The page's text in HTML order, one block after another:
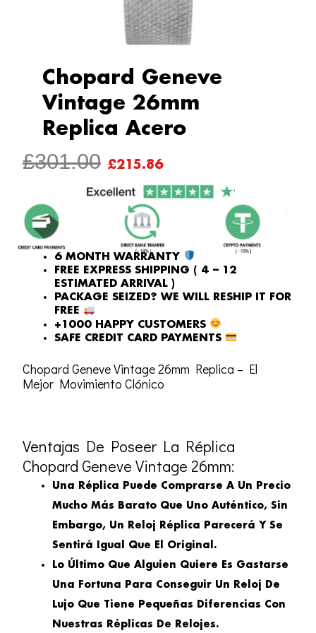
Chopard Geneve
Vintage 26mm
Replica Acero
£301.00 ORIGINAL
PRICE
WAS:
£301.00.
£215.86CURRENT
PRICE
IS:
£215.86.
6 MONTH WARRANTY
FREE EXPRESS SHIPPING ( 4 – 12
ESTIMATED ARRIVAL )
PACKAGE SEIZED? WE WILL RESHIP IT FOR
FREE
+1000 HAPPY CUSTOMERS
SAFE CREDIT CARD PAYMENTS
Chopard Geneve Vintage 26mm Replica – El
Mejor Movimiento Clónico
Ventajas De Poseer La Réplica
Chopard Geneve Vintage 26mm:
Una Réplica Puede Comprarse A Un Precio
Mucho Más Barato Que Uno Auténtico, Sin
Embargo, Un Reloj Réplica Parecerá Y Se
Sentirá Igual Que El Original.
Lo Último Que Alguien Quiere Es Gastarse
Una Fortuna Para Conseguir Un Reloj De
Lujo Que Tiene Pequeñas Diferencias Con
Nuestras Réplicas De Relojes.